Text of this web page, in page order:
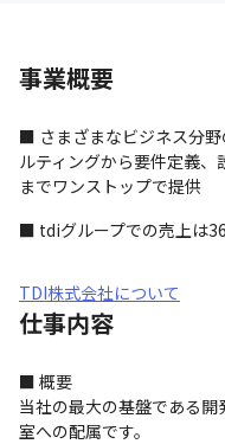
事業概要
■ さまざまなビジネス分
ルティングから要件定義
までワンストップで提供
■ tdiグループでの売上は
TDI株式会社について
仕事内容
■ 概要
当社の最大の基盤である
室への配属です。